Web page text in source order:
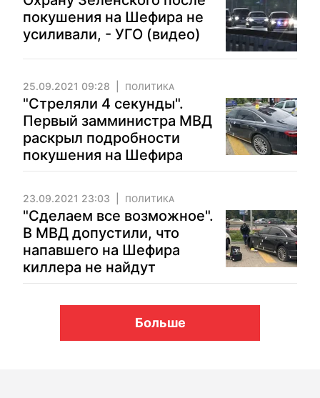
покушения на Шефира не
усиливали, - УГО (видео)
25.09.2021 09:28 ПОЛИТИКА
"Стреляли 4 секунды".
Первый замминистра МВД
раскрыл подробности
покушения на Шефира
23.09.2021 23:03 ПОЛИТИКА
"Сделаем все возможное".
В МВД допустили, что
напавшего на Шефира
киллера не найдут
Больше